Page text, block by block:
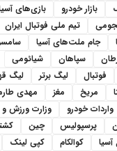
بازار خودرو بازی‌های
تیم ملی فوتبال ایران
جام ملت‌های آسیا
سپاهان
شیائومی
فوتبال لیگ برتر
لیگ
مریخ مغز مهدی
واردات خودرو
وزارت ورزش و
پرسپولیس چین
کوالکام کپی لینک